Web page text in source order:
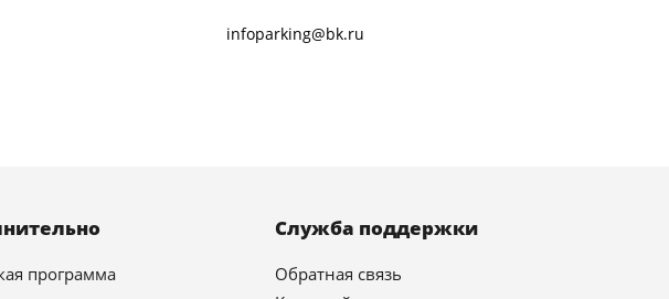
infoparking@bk.ru
программа
Служба поддержки
Обратная связь